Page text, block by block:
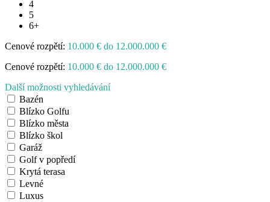
4
5
6+
Cenové rozpětí: 10.000 € do 12.000.000 €
Cenové rozpětí: 10.000 € do 12.000.000 €
Další možnosti vyhledávání
Bazén
Blízko Golfu
Blízko města
Blízko škol
Garáž
Golf v popředí
Krytá terasa
Levné
Luxus